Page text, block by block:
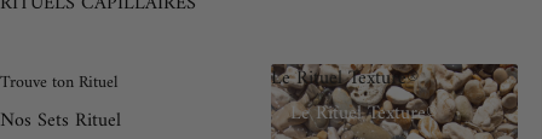
Trouve ton Rituel
Nos Sets Rituel
Le Rituel Texture®
Le Rituel Texture®